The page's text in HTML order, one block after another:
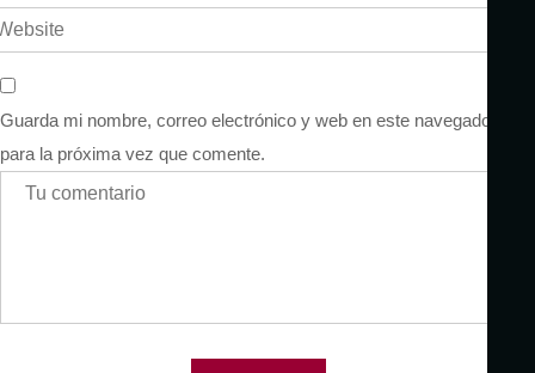
Guarda mi nombre, correo electrónico y web en este navegador
para la próxima vez que comente.